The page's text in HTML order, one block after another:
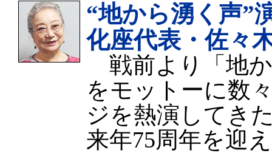
“地から湧く声”
化座代表・佐々
戦前より「地
をモットーに数
ジを熱演してき
来年75周年を迎